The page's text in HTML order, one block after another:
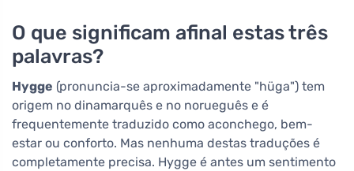
O que significam afinal estas três
palavras?
Hygge (pronuncia-se aproximadamente "hüga") tem
origem no dinamarquês e no norueguês e é
frequentemente traduzido como aconchego, bem-
estar ou conforto. Mas nenhuma destas traduções é
completamente precisa. Hygge é antes um sentimento